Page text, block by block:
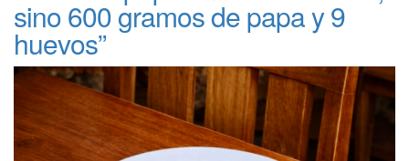
sino 600 gramos de papa y 9
huevos”